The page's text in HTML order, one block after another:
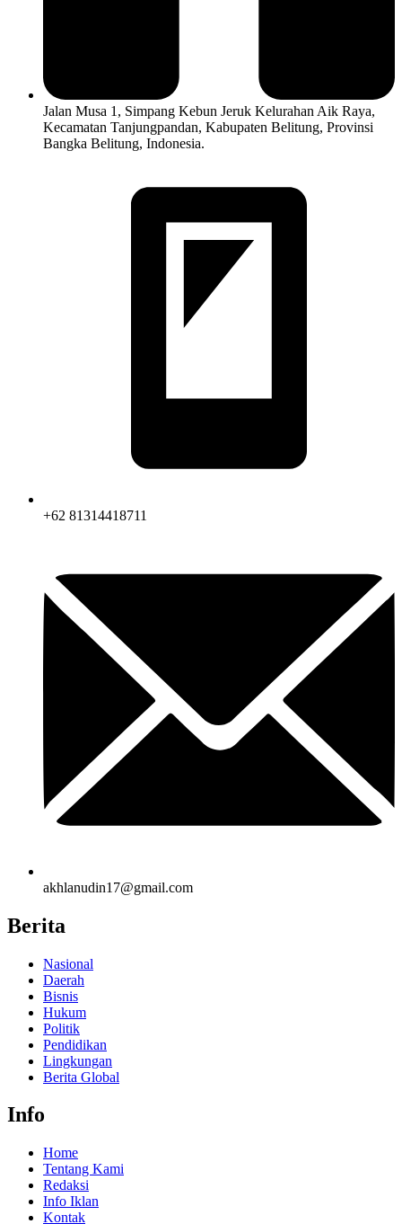
Jalan Musa 1, Simpang Kebun Jeruk Kelurahan Aik Raya,
Kecamatan Tanjungpandan, Kabupaten Belitung, Provinsi
Bangka Belitung, Indonesia.
+62 81314418711
akhlanudin17@gmail.com
Berita
Nasional
Daerah
Bisnis
Hukum
Politik
Pendidikan
Lingkungan
Berita Global
Info
Home
Tentang Kami
Redaksi
Info Iklan
Kontak